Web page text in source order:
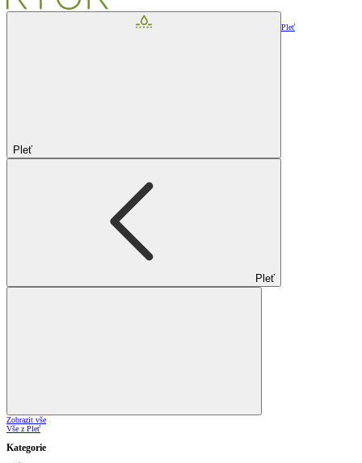
Pleť
Pleť
Pleť
Zobrazit vše
Vše z Pleť
Kategorie